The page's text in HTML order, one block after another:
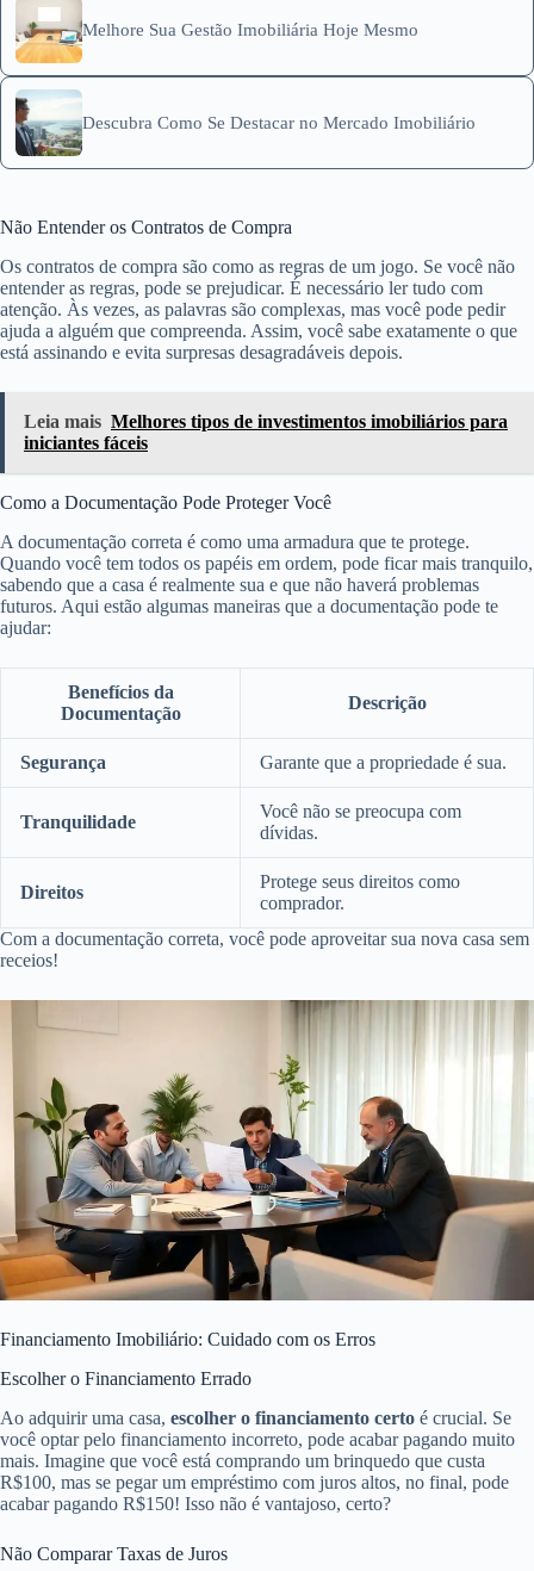
Melhore Sua Gestão Imobiliária Hoje Mesmo
Descubra Como Se Destacar no Mercado Imobiliário
Não Entender os Contratos de Compra
Os contratos de compra são como as regras de um jogo. Se você não
entender as regras, pode se prejudicar. É necessário ler tudo com
atenção. Às vezes, as palavras são complexas, mas você pode pedir
ajuda a alguém que compreenda. Assim, você sabe exatamente o que
está assinando e evita surpresas desagradáveis depois.
Leia mais Melhores tipos de investimentos imobiliários para
iniciantes fáceis
Como a Documentação Pode Proteger Você
A documentação correta é como uma armadura que te protege.
Quando você tem todos os papéis em ordem, pode ficar mais tranquilo,
sabendo que a casa é realmente sua e que não haverá problemas
futuros. Aqui estão algumas maneiras que a documentação pode te
ajudar:
Benefícios da
Documentação
Descrição
Segurança Garante que a propriedade é sua.
Tranquilidade
Você não se preocupa com
dívidas.
Direitos
Protege seus direitos como
comprador.
Com a documentação correta, você pode aproveitar sua nova casa sem
receios!
Financiamento Imobiliário: Cuidado com os Erros
Escolher o Financiamento Errado
Ao adquirir uma casa, escolher o financiamento certo é crucial. Se
você optar pelo financiamento incorreto, pode acabar pagando muito
mais. Imagine que você está comprando um brinquedo que custa
R$100, mas se pegar um empréstimo com juros altos, no final, pode
acabar pagando R$150! Isso não é vantajoso, certo?
Não Comparar Taxas de Juros